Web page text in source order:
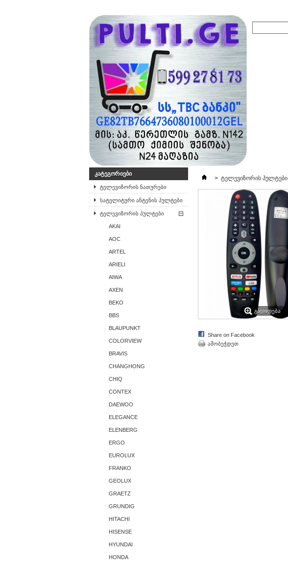
ᲙᲐᲢᲔᲒᲝᲠᲘᲔᲑᲘ
ტელევიზორის ნათურები
სატელიტური ანტენის პულტები
ტელევიზორის პულტები
AKAI
AОС
ARTEL
ARIELI
AIWA
AXEN
BEKO
BBS
BLAUPUNKT
COLORVIEW
BRAVIS
CHANGHONG
CHIQ
CONTEX
DAEWOO
ELEGANCE
ELENBERG
ERGO
EUROLUX
FRANKO
GEOLUX
GRAETZ
GRUNDIG
HITACHI
HISENSE
HYUNDAI
HONDA
> ტელევიზორის პულტები
ᲒᲐᲓᲘᲓᲔᲑᲐ
Share on Facebook
ამობეჭდეთ